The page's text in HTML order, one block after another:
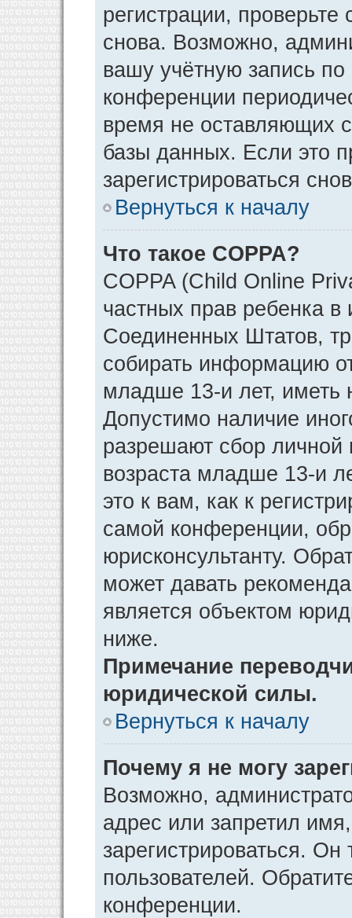
регистрации,
снова. Возможно,
вашу учётную запись
конференции
время не оставляющих
базы данных. Если это
зарегистрироваться
Вернуться к началу
Что такое COPPA?
COPPA (Child Online
частных прав ребенка в
Соединенных Штатов,
собирать информацию
младше 13-и лет, иметь
Допустимо наличие
разрешают сбор
возраста младше 13-и
это к вам, как к
самой конференции,
юрисконсультанту.
может давать
является объектом
ниже.
Примечание
юридической силы.
Вернуться к началу
Почему я не могу
Возможно,
адрес или запретил
зарегистрироваться.
пользователей.
конференции.